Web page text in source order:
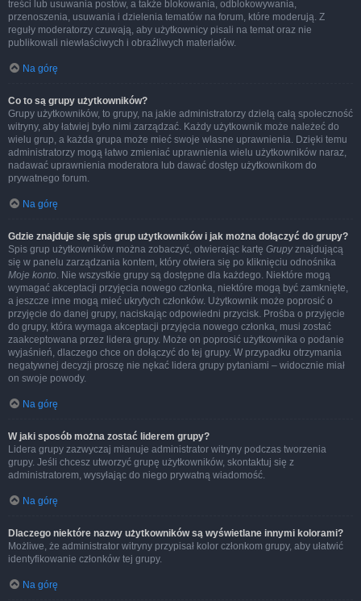
treści lub usuwania postów, a także blokowania, odblokowywania,
przenoszenia, usuwania i dzielenia tematów na forum, które moderują. Z
reguły moderatorzy czuwają, aby użytkownicy pisali na temat oraz nie
publikowali niewłaściwych i obraźliwych materiałów.
Na górę
Co to są grupy użytkowników?
Grupy użytkowników, to grupy, na jakie administratorzy dzielą całą społeczność
witryny, aby łatwiej było nimi zarządzać. Każdy użytkownik może należeć do
wielu grup, a każda grupa może mieć swoje własne uprawnienia. Dzięki temu
administratorzy mogą łatwo zmieniać uprawnienia wielu użytkowników naraz,
nadawać uprawnienia moderatora lub dawać dostęp użytkownikom do
prywatnego forum.
Na górę
Gdzie znajduje się spis grup użytkowników i jak można dołączyć do grupy?
Spis grup użytkowników można zobaczyć, otwierając kartę Grupyznajdującą
się w panelu zarządzania kontem, który otwiera się po kliknięciu odnośnika
Moje konto. Nie wszystkie grupy są dostępne dla każdego. Niektóre mogą
wymagać akceptacji przyjęcia nowego członka, niektóre mogą być zamknięte,
a jeszcze inne mogą mieć ukrytych członków. Użytkownik może poprosić o
przyjęcie do danej grupy, naciskając odpowiedni przycisk. Prośba o przyjęcie
do grupy, która wymaga akceptacji przyjęcia nowego członka, musi zostać
zaakceptowana przez lidera grupy. Może on poprosić użytkownika o podanie
wyjaśnień, dlaczego chce on dołączyć do tej grupy. W przypadku otrzymania
negatywnej decyzji proszę nie nękać lidera grupy pytaniami – widocznie miał
on swoje powody.
Na górę
W jaki sposób można zostać liderem grupy?
Lidera grupy zazwyczaj mianuje administrator witryny podczas tworzenia
grupy. Jeśli chcesz utworzyć grupę użytkowników, skontaktuj się z
administratorem, wysyłając do niego prywatną wiadomość.
Na górę
Dlaczego niektóre nazwy użytkowników są wyświetlane innymi kolorami?
Możliwe, że administrator witryny przypisał kolor członkom grupy, aby ułatwić
identyfikowanie członków tej grupy.
Na górę